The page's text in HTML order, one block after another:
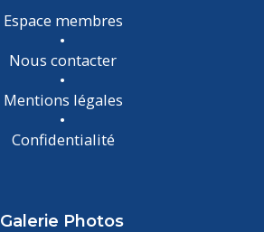
Espace membres
Nous contacter
Mentions légales
Confidentialité
Galerie Photos